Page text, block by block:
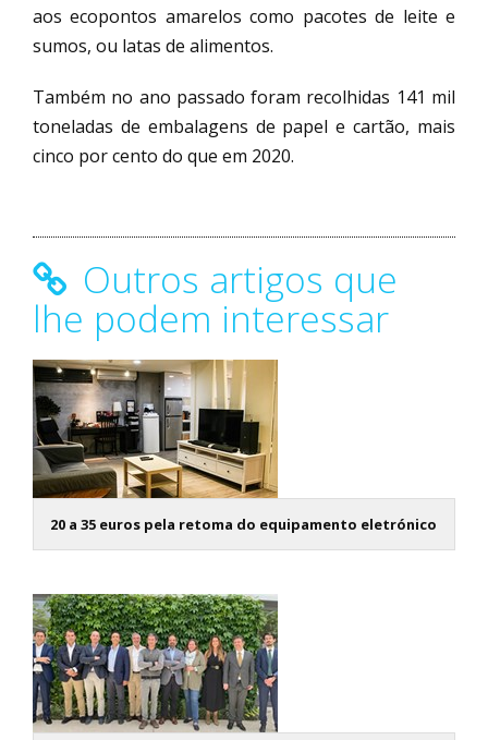
aos ecopontos amarelos como pacotes de leite e
sumos, ou latas de alimentos.
Também no ano passado foram recolhidas 141 mil
toneladas de embalagens de papel e cartão, mais
cinco por cento do que em 2020.
Outros artigos que
lhe podem interessar
20 a 35 euros pela retoma do equipamento eletrónico